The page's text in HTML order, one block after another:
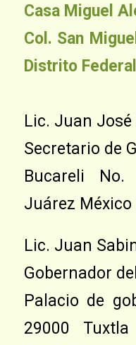
Casa Miguel
Col. San
Distrito
Lic. Juan
Secretario de
Bucareli
Juárez México
Lic. Juan
Gobernador
Palacio de
29000 Tuxtla